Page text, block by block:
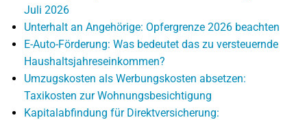
Juli 2026
Unterhalt an Angehörige: Opfergrenze 2026 beachten
E-Auto-Förderung: Was bedeutet das zu versteuernde
Haushaltsjahreseinkommen?
Umzugskosten als Werbungskosten absetzen:
Taxikosten zur Wohnungsbesichtigung
Kapitalabfindung für Direktversicherung: